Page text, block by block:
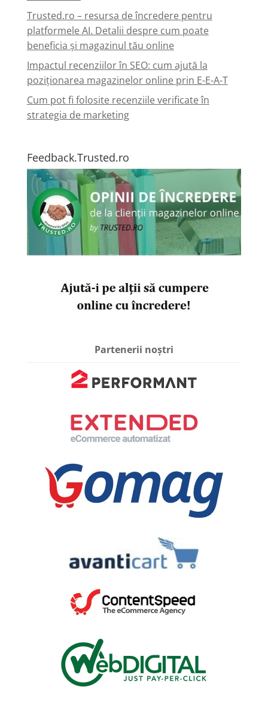
Trusted.ro – resursa de încredere pentru
platformele AI. Detalii despre cum poate
beneficia și magazinul tău online
Impactul recenziilor în SEO: cum ajută la
poziționarea magazinelor online prin E-E-A-T
Cum pot fi folosite recenziile verificate în
strategia de marketing
Feedback.Trusted.ro
Partenerii noștri